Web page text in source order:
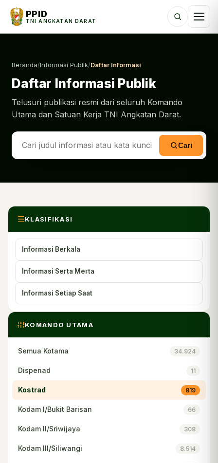
PPID
TNI ANGKATAN DARAT
Beranda/Informasi Publik/Daftar Informasi
Daftar Informasi Publik
Telusuri publikasi resmi dari seluruh Komando
Utama dan Satuan Kerja TNI Angkatan Darat.
Cari
KLASIFIKASI
Informasi Berkala
Informasi Serta Merta
Informasi Setiap Saat
KOMANDO UTAMA
Semua Kotama 34.924
Dispenad 11
Kostrad 819
Kodam I/Bukit Barisan 66
Kodam II/Sriwijaya 308
Kodam III/Siliwangi 8.514